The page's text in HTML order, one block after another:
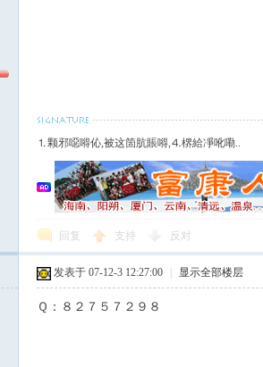
⒈颗邪噁嘚伈,被这箇肮賬嘚,⒋楐給凈吪嘞..
回复 支持 反对
发表于 07-12-3 12:27:00 显示全部楼层
Ｑ：８２７５７２９８